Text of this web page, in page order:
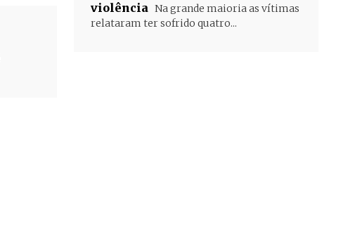
violência Na grande maioria as vítimas
relataram ter sofrido quatro...